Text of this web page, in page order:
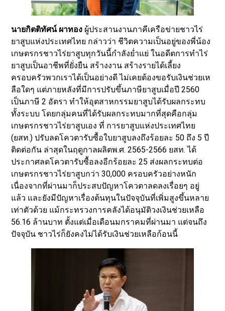
นายกิตติทัศน์ ผาทอง ผู้ประสานงานภาคีเครือข่ายชาวไร่
ยาสูบแห่งประเทศไทย กล่าวว่า ชีวิตความเป็นอยู่ของพี่น้อง
เกษตรกรชาวไร่ยาสูบทุกวันนี้กำลังย่ำแย่ ในอดีตการทำไร่
ยาสูบเป็นอาชีพที่ยั่งยืน สร้างงาน สร้างรายได้เลี้ยง
ครอบครัวพวกเราได้เป็นอย่างดี ไม่เคยต้องขอรับเงินช่วยเห
ลือใดๆ แต่ภายหลังที่มีการปรับขึ้นภาษียาสูบเมื่อปี 2560
เป็นภาษี 2 อัตรา ทำให้อุตสาหกรรมยาสูบได้รับผลกระทบ
ทั้งระบบ โดยกลุ่มคนที่ได้รับผลกระทบมากที่สุดคือกลุ่ม
เกษตรกรชาวไร่ยาสูบเอง ที่ การยาสูบแห่งประเทศไทย
(ยสท.) ปรับลดโควตารับซื้อใบยาสูบลงถึงร้อยละ 50 ถึง 5 ปี
ติดต่อกัน ล่าสุดในฤดูกาลผลิตพ.ศ. 2565-2566 ยสท. ได้
ประกาศลดโควตารับซื้อลงอีกร้อยละ 25 ส่งผลกระทบต่อ
เกษตรกรชาวไร่ยาสูบกว่า 30,000 ครอบครัวอย่างหนัก
เนื่องจากที่ผ่านมาก็ประสบปัญหาโควตาลดลงเรื่อยๆ อยู่
แล้ว และยังมีปัญหาเรื่องต้นทุนในปัจจุบันที่เพิ่มสูงขึ้นหลาย
เท่าตัวด้วย แม้กระทรวงการคลังได้อนุมัติวงเงินช่วยเหลือ
56.16 ล้านบาท ตั้งแต่เมื่อเดือนมกราคมที่ผ่านมา แต่จนถึง
ปัจจุบัน ชาวไร่ก็ยังคงไม่ได้รับเงินช่วยเหลือก้อนนี้